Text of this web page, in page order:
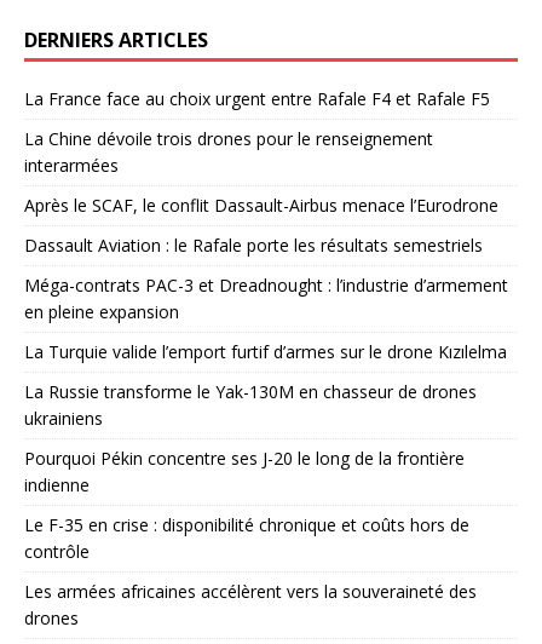
DERNIERS ARTICLES
La France face au choix urgent entre Rafale F4 et Rafale F5
La Chine dévoile trois drones pour le renseignement
interarmées
Après le SCAF, le conflit Dassault-Airbus menace l’Eurodrone
Dassault Aviation : le Rafale porte les résultats semestriels
Méga-contrats PAC-3 et Dreadnought : l’industrie d’armement
en pleine expansion
La Turquie valide l’emport furtif d’armes sur le drone Kızılelma
La Russie transforme le Yak-130M en chasseur de drones
ukrainiens
Pourquoi Pékin concentre ses J-20 le long de la frontière
indienne
Le F-35 en crise : disponibilité chronique et coûts hors de
contrôle
Les armées africaines accélèrent vers la souveraineté des
drones